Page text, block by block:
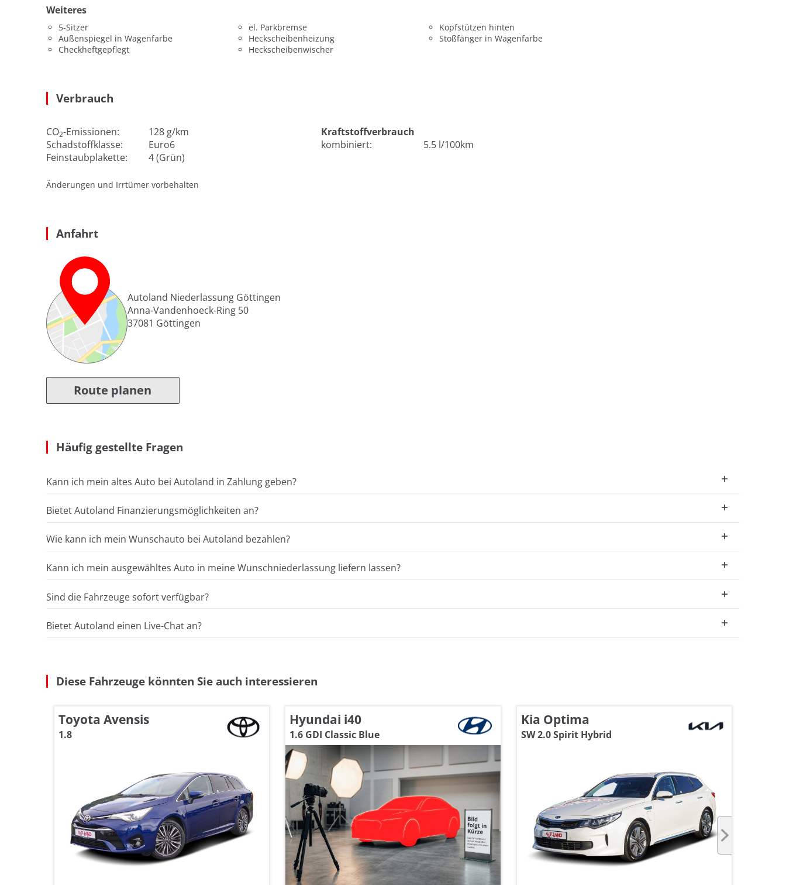
Weiteres
5-Sitzer
Außenspiegel in Wagenfarbe
Checkheftgepflegt
el. Parkbremse
Heckscheibenheizung
Heckscheibenwischer
Kopfstützen hinten
Stoßfänger in Wagenfarbe
Verbrauch
CO2-Emissionen:
128 g/km
Schadstoffklasse:
Euro6
Feinstaubplakette:
4 (Grün)
Kraftstoffverbrauch
kombiniert:
5.5 l/100km
Änderungen und Irrtümer vorbehalten
Anfahrt
Autoland Niederlassung Göttingen
Anna-Vandenhoeck-Ring 50
37081 Göttingen
Route planen
Häufig gestellte Fragen
Kann ich mein altes Auto bei Autoland in Zahlung geben?
Bietet Autoland Finanzierungsmöglichkeiten an?
Wie kann ich mein Wunschauto bei Autoland bezahlen?
Kann ich mein ausgewähltes Auto in meine Wunschniederlassung liefern lassen?
Sind die Fahrzeuge sofort verfügbar?
Bietet Autoland einen Live-Chat an?
Diese Fahrzeuge könnten Sie auch interessieren
Toyota Avensis
1.8
Hyundai i40
1.6 GDI Classic Blue
Kia Optima
SW 2.0 Spirit Hybrid